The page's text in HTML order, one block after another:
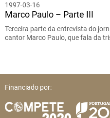
1997-03-16
Marco Paulo – Parte III
Terceira parte da entrevista do
cantor Marco Paulo, que fala da
Financiado por: